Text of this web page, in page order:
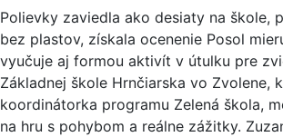
Polievky zaviedla ako desiaty na škole,
bez plastov, získala ocenenie Posol
vyučuje aj formou aktivít v útulku pre
Základnej škole Hrnčiarska vo Zvolene,
koordinátorka programu Zelená škola,
na hru s pohybom a reálne zážitky.